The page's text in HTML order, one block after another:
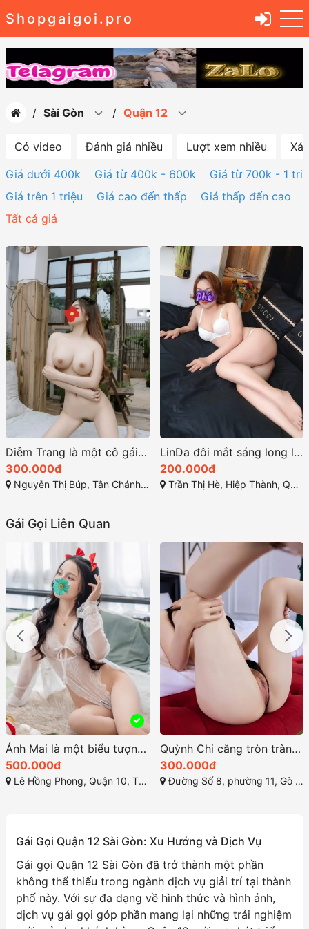
Shopgaigoi.pro
Sài Gòn Quận 12
Có video Đánh giá nhiều Lượt xem nhiều
Giá dưới 400k
Giá từ 400k - 600k
Giá từ 700k - 1
Giá trên 1 triệu
Giá cao đến thấp
Giá thấp đến cao
Tất cả giá
Diễm Trang là một cô gái xinh đẹp và niềm đam mê
300.000đ
Nguyễn Thị Búp, Tân Chánh Hiệp, Quận 12, Thành phố Hồ Chí Minh
LinDa đôi mắt sáng long lanh và nụ cười tỏa nắng
200.000đ
Trần Thị Hè, Hiệp Thành, Quận 12, Hồ Chí Minh
Gái Gọi Liên Quan
Ánh Mai là một biểu tượng của vẻ đẹp quyến rũ và mê hoặc
500.000đ
Lê Hồng Phong, Quận 10, Thành phố Hồ Chí Minh
Quỳnh Chi căng tròn tràn đầy sức sống
300.000đ
Đường Số 8, phường 11, Gò Vấp, Thành phố Hồ Chí Minh
Gái Gọi Quận 12 Sài Gòn: Xu Hướng và Dịch Vụ
Gái gọi Quận 12 Sài Gòn đã trở thành một phần
không thể thiếu trong ngành dịch vụ giải trí tại thành
phố này. Với sự đa dạng về hình thức và hình ảnh,
dịch vụ gái gọi góp phần mang lại những trải nghiệm